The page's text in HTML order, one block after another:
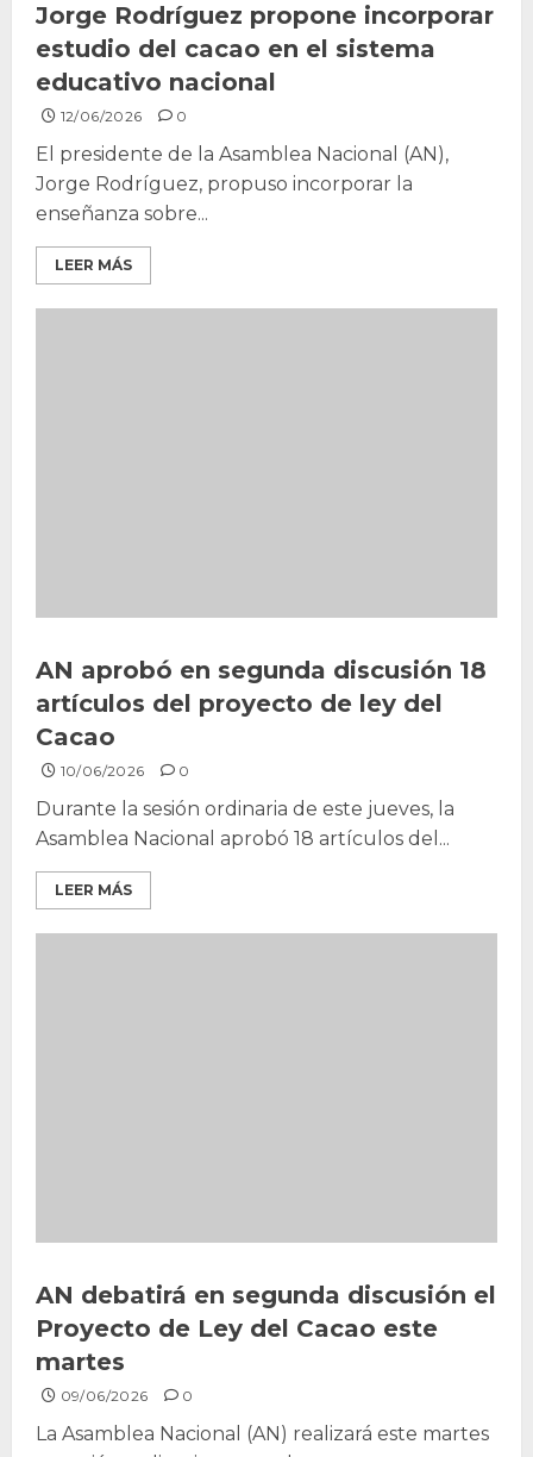
Jorge Rodríguez propone incorporar
estudio del cacao en el sistema
educativo nacional
12/06/2026 0
El presidente de la Asamblea Nacional (AN),
Jorge Rodríguez, propuso incorporar la
enseñanza sobre...
LEER MÁS
AN aprobó en segunda discusión 18
artículos del proyecto de ley del
Cacao
10/06/2026 0
Durante la sesión ordinaria de este jueves, la
Asamblea Nacional aprobó 18 artículos del...
LEER MÁS
AN debatirá en segunda discusión el
Proyecto de Ley del Cacao este
martes
09/06/2026 0
La Asamblea Nacional (AN) realizará este martes